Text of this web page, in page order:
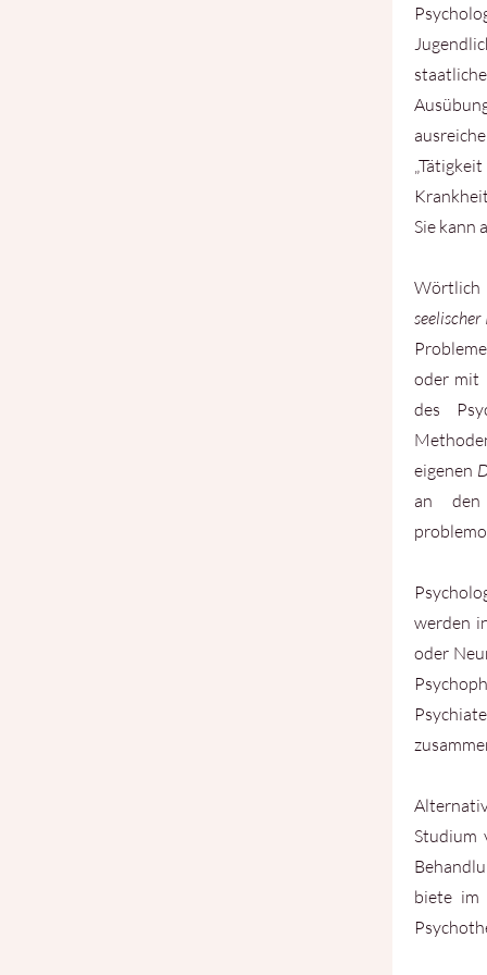
Sie kann
Wörtlich
seelischer
oder mit
des
eigenen
an den
werden
oder
Studium
biete im